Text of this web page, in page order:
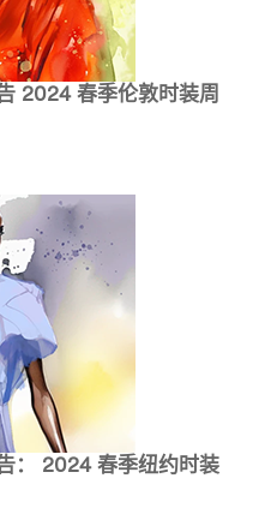
2024 春季伦敦时装周
： 2024 春季纽约时装